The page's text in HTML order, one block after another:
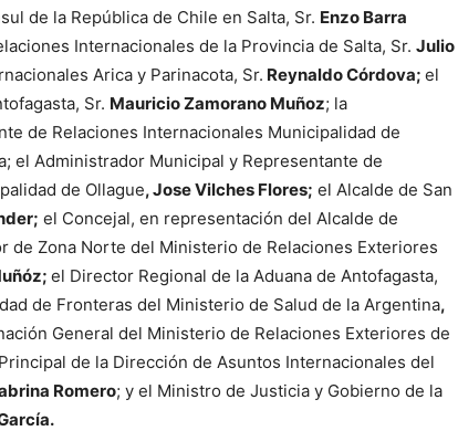
de la República de Chile en Salta, Sr. Enzo Barra
Internacionales de la Provincia de Salta, Sr. Julio
Arica y Parinacota, Sr. Reynaldo Córdova; el
Sr. Mauricio Zamorano Muñoz; la
de Relaciones Internacionales Municipalidad de
el Administrador Municipal y Representante de
de Ollague, Jose Vilches Flores; el Alcalde de San
el Concejal, en representación del Alcalde de
de Zona Norte del Ministerio de Relaciones Exteriores
el Director Regional de la Aduana de Antofagasta,
de Fronteras del Ministerio de Salud de la Argentina,
General del Ministerio de Relaciones Exteriores de
de la Dirección de Asuntos Internacionales del
Romero; y el Ministro de Justicia y Gobierno de la